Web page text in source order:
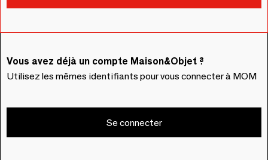
Vous avez déjà un compte Maison&Objet ?
Utilisez les mêmes identifiants pour vous connecter à MOM
Se connecter